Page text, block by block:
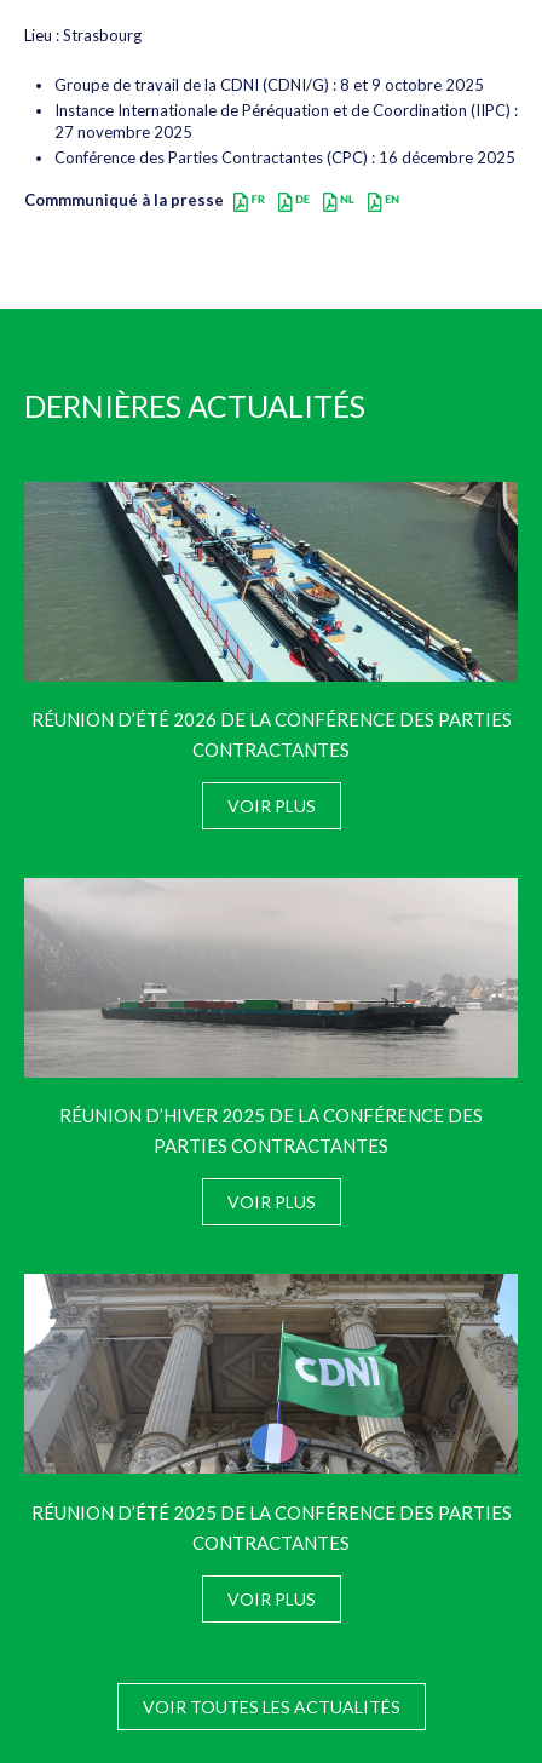
Lieu : Strasbourg
Groupe de travail de la CDNI (CDNI/G) : 8 et 9 octobre 2025
Instance Internationale de Péréquation et de Coordination (IIPC) :
27 novembre 2025
Conférence des Parties Contractantes (CPC) : 16 décembre 2025
Commmuniqué à la presse
DERNIÈRES ACTUALITÉS
RÉUNION D’ÉTÉ 2026 DE LA CONFÉRENCE DES PARTIES
CONTRACTANTES
VOIR PLUS
RÉUNION D’HIVER 2025 DE LA CONFÉRENCE DES
PARTIES CONTRACTANTES
VOIR PLUS
RÉUNION D’ÉTÉ 2025 DE LA CONFÉRENCE DES PARTIES
CONTRACTANTES
VOIR PLUS
VOIR TOUTES LES ACTUALITÉS